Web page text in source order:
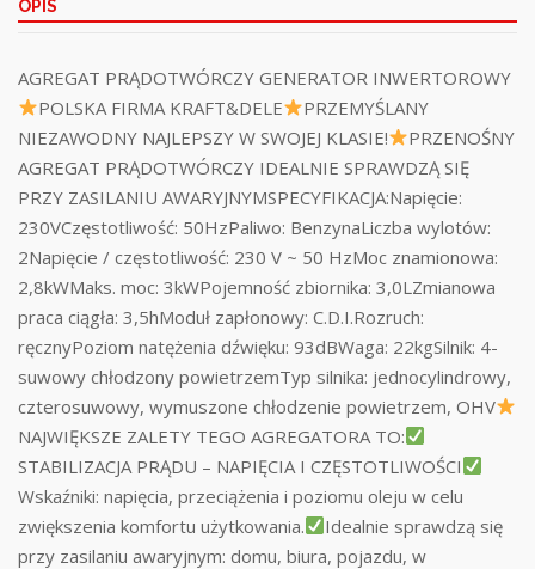
OPIS
AGREGAT PRĄDOTWÓRCZY GENERATOR INWERTOROWY
POLSKA FIRMA KRAFT&DELE
PRZEMYŚLANY
NIEZAWODNY NAJLEPSZY W SWOJEJ KLASIE!
PRZENOŚNY
AGREGAT PRĄDOTWÓRCZY IDEALNIE SPRAWDZĄ SIĘ
PRZY ZASILANIU AWARYJNYMSPECYFIKACJA:Napięcie:
230VCzęstotliwość: 50HzPaliwo: BenzynaLiczba wylotów:
2Napięcie / częstotliwość: 230 V ~ 50 HzMoc znamionowa:
2,8kWMaks. moc: 3kWPojemność zbiornika: 3,0LZmianowa
praca ciągła: 3,5hModuł zapłonowy: C.D.I.Rozruch:
ręcznyPoziom natężenia dźwięku: 93dBWaga: 22kgSilnik: 4-
suwowy chłodzony powietrzemTyp silnika: jednocylindrowy,
czterosuwowy, wymuszone chłodzenie powietrzem, OHV
NAJWIĘKSZE ZALETY TEGO AGREGATORA TO:
STABILIZACJA PRĄDU – NAPIĘCIA I CZĘSTOTLIWOŚCI
Wskaźniki: napięcia, przeciążenia i poziomu oleju w celu
zwiększenia komfortu użytkowania.
Idealnie sprawdzą się
przy zasilaniu awaryjnym: domu, biura, pojazdu, w